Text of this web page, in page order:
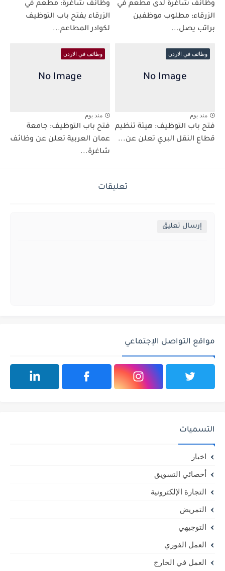
وظائف شاغرة لدى مطعم في
الزرقاء: مطلوب موظفين
براتب يصل...
وظائف شاغرة: مطعم في
الزرقاء يفتح باب التوظيف
لكوادر المطاعم...
وظائف في الاردن
منذ يوم
فتح باب التوظيف: هيئة تنظيم
قطاع النقل البري تعلن عن...
وظائف في الاردن
منذ يوم
فتح باب التوظيف: جامعة
عمان العربية تعلن عن وظائف
شاغرة...
تعليقات
إرسال تعليق
مواقع التواصل الإجتماعي
التسميات
اخبار
أخصائي التسويق
التجارة الإلكترونية
التمريض
التوجيهي
العمل الفوري
العمل في الخارج